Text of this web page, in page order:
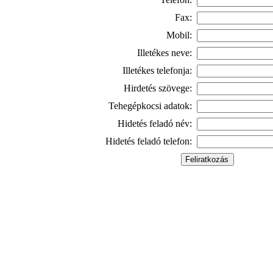
Fax:
Mobil:
Illetékes neve:
Illetékes telefonja:
Hirdetés szövege:
Tehegépkocsi adatok:
Hidetés feladó név:
Hidetés feladó telefon: